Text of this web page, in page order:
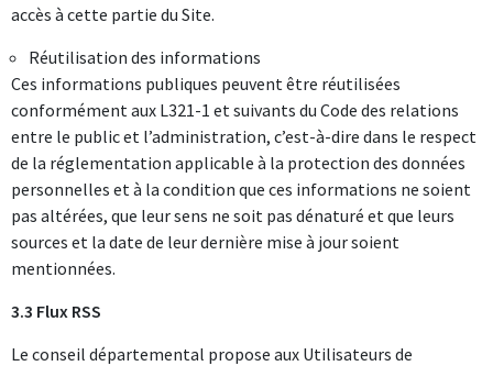
accès à cette partie du Site.
Réutilisation des informations
Ces informations publiques peuvent être réutilisées
conformément aux L321-1 et suivants du Code des relations
entre le public et l’administration, c’est-à-dire dans le respect
de la réglementation applicable à la protection des données
personnelles et à la condition que ces informations ne soient
pas altérées, que leur sens ne soit pas dénaturé et que leurs
sources et la date de leur dernière mise à jour soient
mentionnées.
3.3 Flux RSS
Le conseil départemental propose aux Utilisateurs de